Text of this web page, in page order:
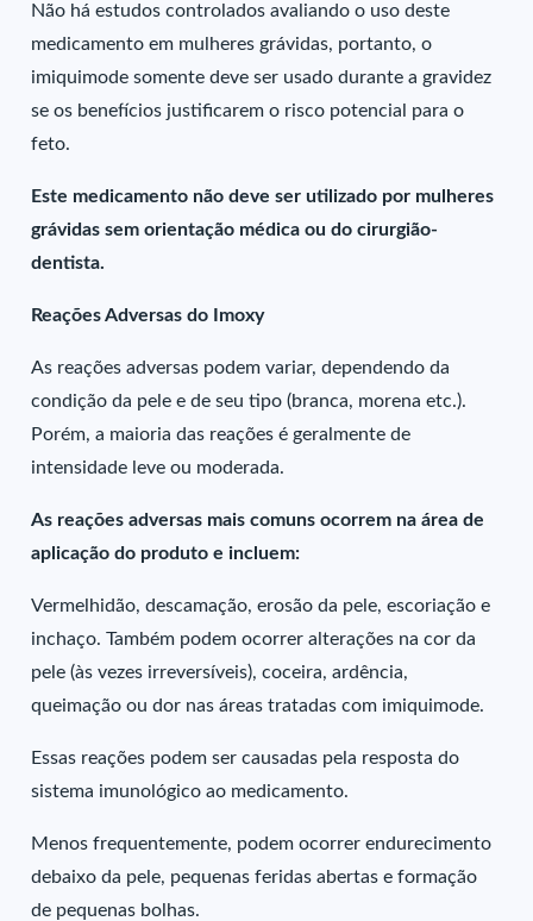
Não há estudos controlados avaliando o uso deste
medicamento em mulheres grávidas, portanto, o
imiquimode somente deve ser usado durante a gravidez
se os benefícios justificarem o risco potencial para o
feto.
Este medicamento não deve ser utilizado por mulheres
grávidas sem orientação médica ou do cirurgião-
dentista.
Reações Adversas do Imoxy
As reações adversas podem variar, dependendo da
condição da pele e de seu tipo (branca, morena etc.).
Porém, a maioria das reações é geralmente de
intensidade leve ou moderada.
As reações adversas mais comuns ocorrem na área de
aplicação do produto e incluem:
Vermelhidão, descamação, erosão da pele, escoriação e
inchaço. Também podem ocorrer alterações na cor da
pele (às vezes irreversíveis), coceira, ardência,
queimação ou dor nas áreas tratadas com imiquimode.
Essas reações podem ser causadas pela resposta do
sistema imunológico ao medicamento.
Menos frequentemente, podem ocorrer endurecimento
debaixo da pele, pequenas feridas abertas e formação
de pequenas bolhas.